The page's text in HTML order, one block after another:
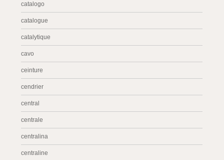
catalogo
catalogue
catalytique
cavo
ceinture
cendrier
central
centrale
centralina
centraline